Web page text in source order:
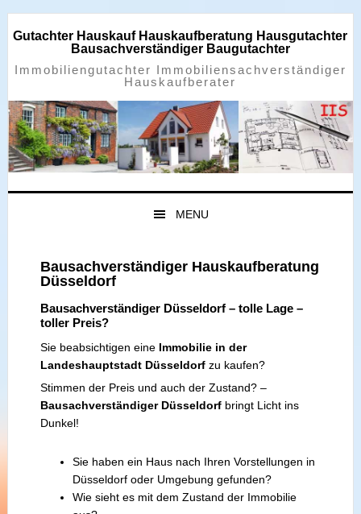
springen
springen
springen
springen
Gutachter Hauskauf Hauskaufberatung Hausgutachter
Bausachverständiger Baugutachter
Immobiliengutachter Immobiliensachverständiger
Hauskaufberater
MENU
Bausachverständiger Hauskaufberatung
Düsseldorf
Bausachverständiger Düsseldorf – tolle Lage –
toller Preis?
Sie beabsichtigen eineImmobilie in der
Landeshauptstadt Düsseldorf zu kaufen?
Stimmen der Preis und auch der Zustand? –
Bausachverständiger Düsseldorfbringt Licht ins
Dunkel!
Sie haben ein Haus nach Ihren Vorstellungen in
Düsseldorf oder Umgebung gefunden?
Wie sieht es mit dem Zustand der Immobilie